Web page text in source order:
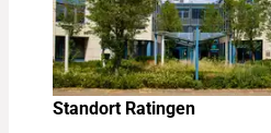
Standort Ratingen